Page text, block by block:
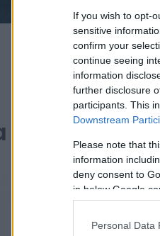
If you wish to opt-
sensitive
confirm your
continue seeing
information
further disclosure
participants. This
Downstream
Please note that
information
deny consent to
in below Google
Personal Data
PARA BARES Y
digital